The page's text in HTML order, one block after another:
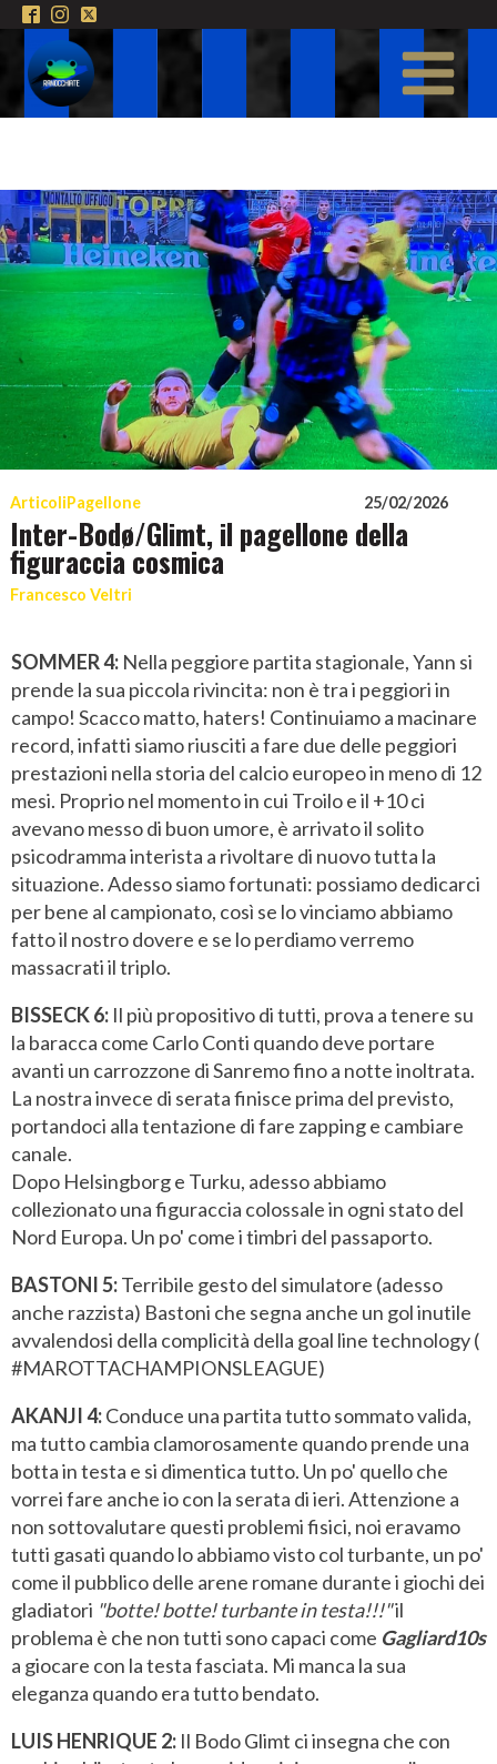
ArticoliPagellone 25/02/2026
Inter-Bodø/Glimt, il pagellone della
figuraccia cosmica
Francesco Veltri
SOMMER 4: Nella peggiore partita stagionale, Yann si
prende la sua piccola rivincita: non è tra i peggiori in
campo! Scacco matto, haters! Continuiamo a macinare
record, infatti siamo riusciti a fare due delle peggiori
prestazioni nella storia del calcio europeo in meno di 12
mesi. Proprio nel momento in cui Troilo e il +10 ci
avevano messo di buon umore, è arrivato il solito
psicodramma interista a rivoltare di nuovo tutta la
situazione. Adesso siamo fortunati: possiamo dedicarci
per bene al campionato, così se lo vinciamo abbiamo
fatto il nostro dovere e se lo perdiamo verremo
massacrati il triplo.
BISSECK 6: Il più propositivo di tutti, prova a tenere su
la baracca come Carlo Conti quando deve portare
avanti un carrozzone di Sanremo fino a notte inoltrata.
La nostra invece di serata finisce prima del previsto,
portandoci alla tentazione di fare zapping e cambiare
canale.
Dopo Helsingborg e Turku, adesso abbiamo
collezionato una figuraccia colossale in ogni stato del
Nord Europa. Un po' come i timbri del passaporto.
BASTONI 5:Terribile gesto del simulatore (adesso
anche razzista) Bastoni che segna anche un gol inutile
avvalendosi della complicità della goal line technology (
#MAROTTACHAMPIONSLEAGUE)
AKANJI 4:Conduce una partita tutto sommato valida,
ma tutto cambia clamorosamente quando prende una
botta in testa e si dimentica tutto. Un po' quello che
vorrei fare anche io con la serata di ieri. Attenzione a
non sottovalutare questi problemi fisici, noi eravamo
tutti gasati quando lo abbiamo visto col turbante, un po'
come il pubblico delle arene romane durante i giochi dei
gladiatori "botte! botte! turbante in testa!!!"il
problema è che non tutti sono capaci come Gagliard10s
a giocare con la testa fasciata. Mi manca la sua
eleganza quando era tutto bendato.
LUIS HENRIQUE 2: Il Bodo Glimt ci insegna che con